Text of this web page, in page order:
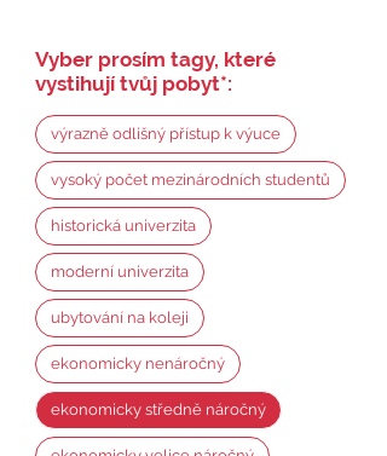
Vyber prosím tagy, které
vystihují tvůj pobyt*:
výrazně odlišný přístup k výuce
vysoký počet mezinárodních studentů
historická univerzita
moderní univerzita
ubytování na koleji
ekonomicky nenáročný
ekonomicky středně náročný